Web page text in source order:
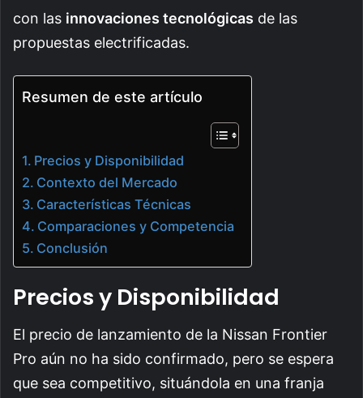
con las innovaciones tecnológicas de las
propuestas electrificadas.
Resumen de este artículo
Precios y Disponibilidad
Contexto del Mercado
Características Técnicas
Comparaciones y Competencia
Conclusión
Precios y Disponibilidad
El precio de lanzamiento de la Nissan Frontier
Pro aún no ha sido confirmado, pero se espera
que sea competitivo, situándola en una franja